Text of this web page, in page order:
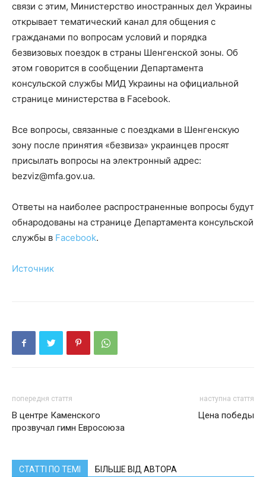
связи с этим, Министерство иностранных дел Украины
открывает тематический канал для общения с
гражданами по вопросам условий и порядка
безвизовых поездок в страны Шенгенской зоны. Об
этом говорится в сообщении Департамента
консульской службы МИД Украины на официальной
странице министерства в Facebook.
Все вопросы, связанные с поездками в Шенгенскую
зону после принятия «безвиза» украинцев просят
присылать вопросы на электронный адрес:
bezviz@mfa.gov.ua.
Ответы на наиболее распространенные вопросы будут
обнародованы на странице Департамента консульской
службы в Facebook.
Источник
попередня стаття
В центре Каменского
прозвучал гимн Евросоюза
наступна стаття
Цена победы
СТАТТІ ПО ТЕМІ БІЛЬШЕ ВІД АВТОРА